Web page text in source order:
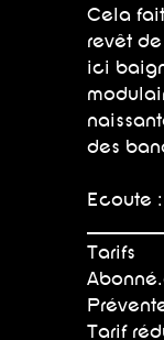
Cela
revêt
ici
des
Ecoute :
Tarifs
Tarif